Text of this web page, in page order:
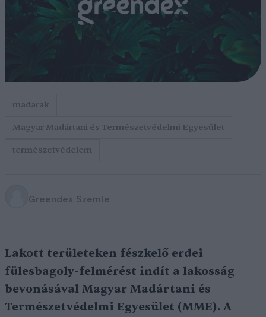
madarak
Magyar Madártani és Természetvédelmi Egyesület
természetvédelem
Greendex Szemle
Lakott területeken fészkelő erdei
fülesbagoly-felmérést indít a lakosság
bevonásával Magyar Madártani és
Természetvédelmi Egyesület (MME). A